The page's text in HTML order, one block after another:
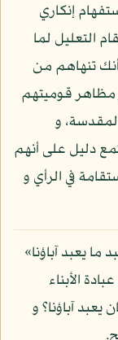
إنكاري
التعليل لما
تنهاهم من
قوميتهم
و
دليل على أنهم
في الرأي و
ما يعبد آباؤنا»
الأبناء
يعبد آباؤنا؟ و